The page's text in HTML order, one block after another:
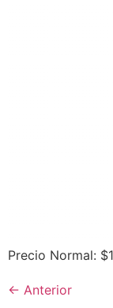
Precio Normal:
← Anterior